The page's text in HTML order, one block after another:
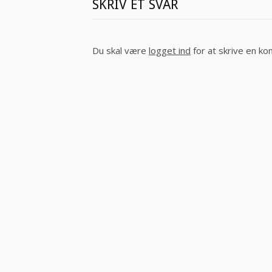
SKRIV ET SVAR
Du skal være logget ind for at skrive en